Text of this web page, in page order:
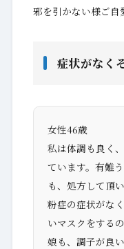
邪を引かない様ご自
症状がなく
女性46歳
私は体調も良く
ています。有難
も、処方して頂
粉症の症状がな
いマスクをする
娘も、調子が良